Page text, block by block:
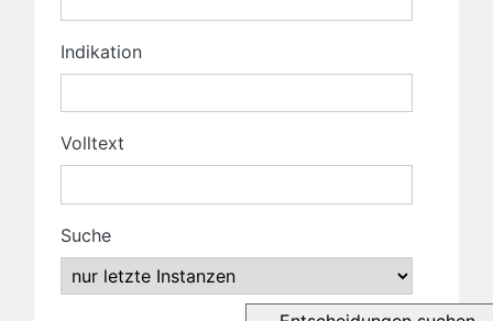
Indikation
Volltext
Suche